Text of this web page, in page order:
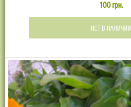
100грн.
НЕТ В НАЛИЧИИ